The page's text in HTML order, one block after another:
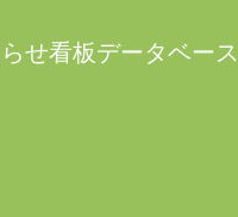
せ看板データベース